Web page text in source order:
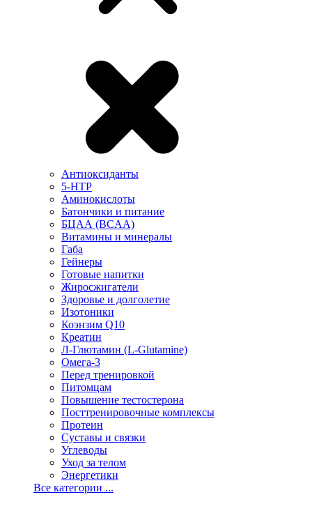
Антиоксиданты
5-HTP
Аминокислоты
Батончики и питание
БЦАА (BCAA)
Витамины и минералы
Габа
Гейнеры
Готовые напитки
Жиросжигатели
Здоровье и долголетие
Изотоники
Коэнзим Q10
Креатин
Л-Глютамин (L-Glutamine)
Омега-3
Перед тренировкой
Питомцам
Повышение тестостерона
Посттренировочные комплексы
Протеин
Суставы и связки
Углеводы
Уход за телом
Энергетики
Все категории ...